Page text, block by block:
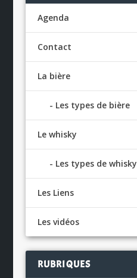
Agenda
Contact
La bière
Les types de bière
Le whisky
Les types de whisky
Les Liens
Les vidéos
RUBRIQUES